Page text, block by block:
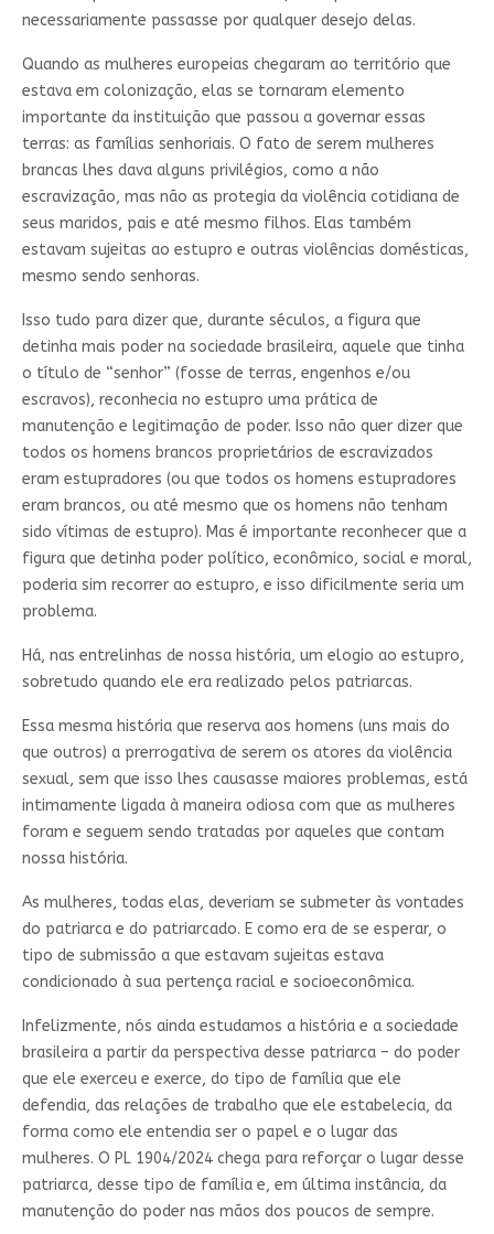
necessariamente passasse por qualquer desejo delas.
Quando as mulheres europeias chegaram ao território que
estava em colonização, elas se tornaram elemento
importante da instituição que passou a governar essas
terras: as famílias senhoriais. O fato de serem mulheres
brancas lhes dava alguns privilégios, como a não
escravização, mas não as protegia da violência cotidiana de
seus maridos, pais e até mesmo filhos. Elas também
estavam sujeitas ao estupro e outras violências domésticas,
mesmo sendo senhoras.
Isso tudo para dizer que, durante séculos, a figura que
detinha mais poder na sociedade brasileira, aquele que tinha
o título de “senhor” (fosse de terras, engenhos e/ou
escravos), reconhecia no estupro uma prática de
manutenção e legitimação de poder. Isso não quer dizer que
todos os homens brancos proprietários de escravizados
eram estupradores (ou que todos os homens estupradores
eram brancos, ou até mesmo que os homens não tenham
sido vítimas de estupro). Mas é importante reconhecer que a
figura que detinha poder político, econômico, social e moral,
poderia sim recorrer ao estupro, e isso dificilmente seria um
problema.
Há, nas entrelinhas de nossa história, um elogio ao estupro,
sobretudo quando ele era realizado pelos patriarcas.
Essa mesma história que reserva aos homens (uns mais do
que outros) a prerrogativa de serem os atores da violência
sexual, sem que isso lhes causasse maiores problemas, está
intimamente ligada à maneira odiosa com que as mulheres
foram e seguem sendo tratadas por aqueles que contam
nossa história.
As mulheres, todas elas, deveriam se submeter às vontades
do patriarca e do patriarcado. E como era de se esperar, o
tipo de submissão a que estavam sujeitas estava
condicionado à sua pertença racial e socioeconômica.
Infelizmente, nós ainda estudamos a história e a sociedade
brasileira a partir da perspectiva desse patriarca – do poder
que ele exerceu e exerce, do tipo de família que ele
defendia, das relações de trabalho que ele estabelecia, da
forma como ele entendia ser o papel e o lugar das
mulheres. O PL 1904/2024 chega para reforçar o lugar desse
patriarca, desse tipo de família e, em última instância, da
manutenção do poder nas mãos dos poucos de sempre.